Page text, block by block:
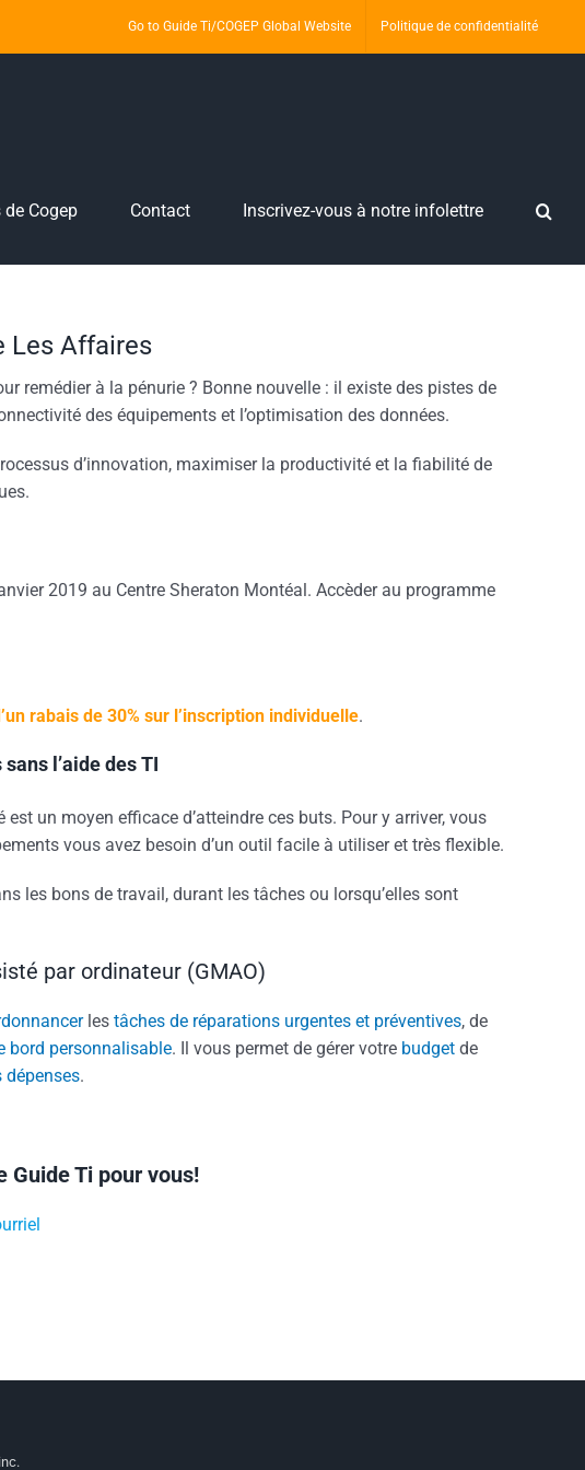
Go to Guide Ti/COGEP Global Website Politique de confidentialité
Cogep Contact Inscrivez-vous à notre infolettre
Les Affaires
remédier à la pénurie ? Bonne nouvelle : il existe des pistes de
des équipements et l’optimisation des données.
d’innovation, maximiser la productivité et la fiabilité de
2019 au Centre Sheraton Montéal. Accèder au programme
rabais de 30% sur l’inscription individuelle.
l’aide des TI
un moyen efficace d’atteindre ces buts. Pour y arriver, vous
vous avez besoin d’un outil facile à utiliser et très flexible.
les bons de travail, durant les tâches ou lorsqu’elles sont
par ordinateur (GMAO)
les tâches de réparations urgentes et préventives, de
bord personnalisable. Il vous permet de gérer votre budget de
dépenses.
Guide Ti pour vous!